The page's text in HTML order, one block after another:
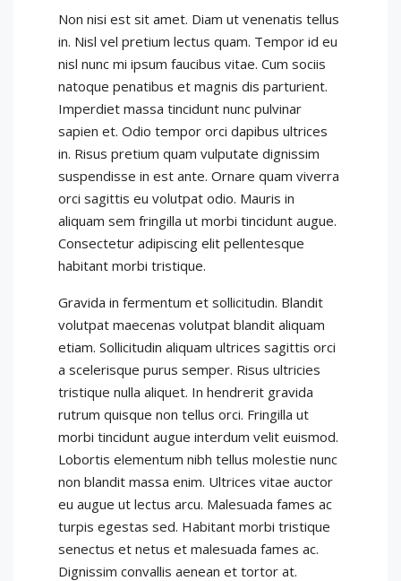
Non nisi est sit amet. Diam ut venenatis tellus
in. Nisl vel pretium lectus quam. Tempor id eu
nisl nunc mi ipsum faucibus vitae. Cum sociis
natoque penatibus et magnis dis parturient.
Imperdiet massa tincidunt nunc pulvinar
sapien et. Odio tempor orci dapibus ultrices
in. Risus pretium quam vulputate dignissim
suspendisse in est ante. Ornare quam viverra
orci sagittis eu volutpat odio. Mauris in
aliquam sem fringilla ut morbi tincidunt augue.
Consectetur adipiscing elit pellentesque
habitant morbi tristique.
Gravida in fermentum et sollicitudin. Blandit
volutpat maecenas volutpat blandit aliquam
etiam. Sollicitudin aliquam ultrices sagittis orci
a scelerisque purus semper. Risus ultricies
tristique nulla aliquet. In hendrerit gravida
rutrum quisque non tellus orci. Fringilla ut
morbi tincidunt augue interdum velit euismod.
Lobortis elementum nibh tellus molestie nunc
non blandit massa enim. Ultrices vitae auctor
eu augue ut lectus arcu. Malesuada fames ac
turpis egestas sed. Habitant morbi tristique
senectus et netus et malesuada fames ac.
Dignissim convallis aenean et tortor at.